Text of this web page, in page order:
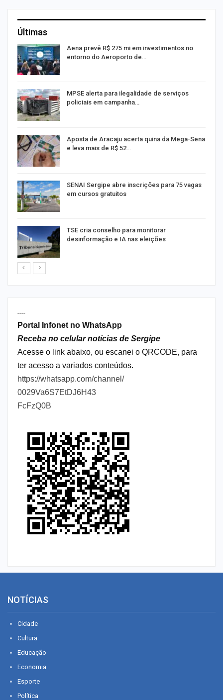
Últimas
Aena prevê R$ 275 mi em investimentos no
entorno do Aeroporto de…
MPSE alerta para ilegalidade de serviços
policiais em campanha…
Aposta de Aracaju acerta quina da Mega-Sena
e leva mais de R$ 52…
SENAI Sergipe abre inscrições para 75 vagas
em cursos gratuitos
TSE cria conselho para monitorar
desinformação e IA nas eleições
----
Portal Infonet no WhatsApp
Receba no celular notícias de Sergipe
Acesse o link abaixo, ou escanei o QRCODE, para
ter acesso a variados conteúdos.
https://whatsapp.com/channel/
0029Va6S7EtDJ6H43
FcFzQ0B
NOTÍCIAS
Cidade
Cultura
Educação
Economia
Esporte
Política